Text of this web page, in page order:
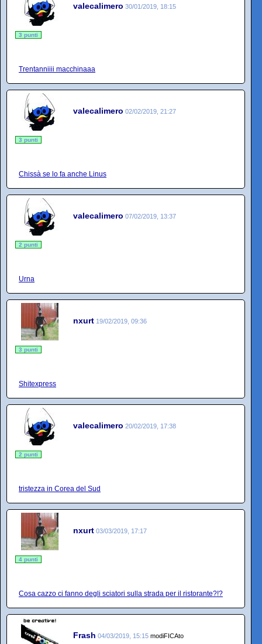
valecalimero 30/01/2019, 18:15
3 punti
Trentanniiii macchinaaa
valecalimero 02/02/2019, 21:27
3 punti
Chissà se lo fa anche Linus
valecalimero 07/02/2019, 13:37
2 punti
Urna
nxurt 19/02/2019, 09:36
3 punti
Shitexpress
valecalimero 20/02/2019, 17:38
2 punti
tristezza in Corea del Sud
nxurt 03/03/2019, 17:17
4 punti
Cosa cazzo ci fanno degli sciatori sulla strada per il ristorante?!?
Frash 04/03/2019, 15:15 modiFICAto